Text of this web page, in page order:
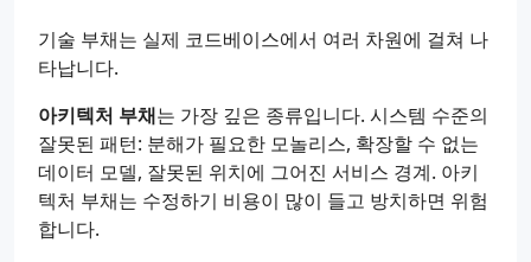
기술 부채는 실제 코드베이스에서 여러 차원에 걸쳐 나
타납니다.
아키텍처 부채는 가장 깊은 종류입니다. 시스템 수준의
잘못된 패턴: 분해가 필요한 모놀리스, 확장할 수 없는
데이터 모델, 잘못된 위치에 그어진 서비스 경계. 아키
텍처 부채는 수정하기 비용이 많이 들고 방치하면 위험
합니다.